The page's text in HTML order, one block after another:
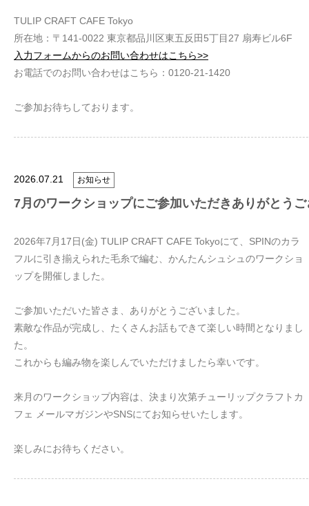
TULIP CRAFT CAFE Tokyo
所在地：〒141-0022 東京都品川区東五反田5丁目27 扇寿ビル6F
入力フォームからのお問い合わせはこちら>>
お電話でのお問い合わせはこちら：0120-21-1420
ご参加お待ちしております。
2026.07.21 お知らせ
7月のワークショップにご参加いただきありがとう
2026年7月17日(金) TULIP CRAFT CAFE Tokyoにて、SPINのカラ
フルに引き揃えられた毛糸で編む、かんたんシュシュのワークショ
ップを開催しました。
ご参加いただいた皆さま、ありがとうございました。
素敵な作品が完成し、たくさんお話もできて楽しい時間となりまし
た。
これからも編み物を楽しんでいただけましたら幸いです。
来月のワークショップ内容は、決まり次第チューリップクラフトカ
フェ メールマガジンやSNSにてお知らせいたします。
楽しみにお待ちください。